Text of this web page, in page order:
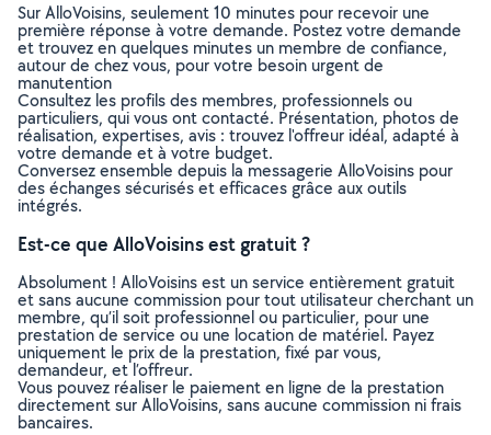
Sur AlloVoisins, seulement 10 minutes pour recevoir une
première réponse à votre demande. Postez votre demande
et trouvez en quelques minutes un membre de confiance,
autour de chez vous, pour votre besoin urgent de
manutention
Consultez les profils des membres, professionnels ou
particuliers, qui vous ont contacté. Présentation, photos de
réalisation, expertises, avis : trouvez l'offreur idéal, adapté à
votre demande et à votre budget.
Conversez ensemble depuis la messagerie AlloVoisins pour
des échanges sécurisés et efficaces grâce aux outils
intégrés.
Est-ce que AlloVoisins est gratuit ?
Absolument ! AlloVoisins est un service entièrement gratuit
et sans aucune commission pour tout utilisateur cherchant un
membre, qu’il soit professionnel ou particulier, pour une
prestation de service ou une location de matériel. Payez
uniquement le prix de la prestation, fixé par vous,
demandeur, et l’offreur.
Vous pouvez réaliser le paiement en ligne de la prestation
directement sur AlloVoisins, sans aucune commission ni frais
bancaires.